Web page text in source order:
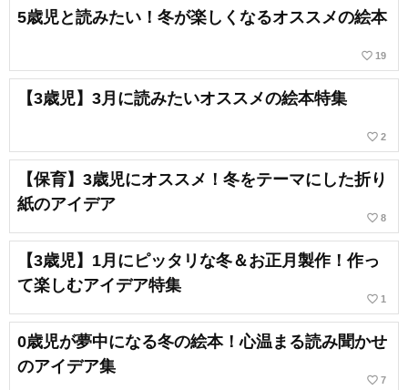
5歳児と読みたい！冬が楽しくなるオススメの絵本
favorite_border 19
【3歳児】3月に読みたいオススメの絵本特集
favorite_border 2
【保育】3歳児にオススメ！冬をテーマにした折り
紙のアイデア
favorite_border 8
【3歳児】1月にピッタリな冬＆お正月製作！作っ
て楽しむアイデア特集
favorite_border 1
0歳児が夢中になる冬の絵本！心温まる読み聞かせ
のアイデア集
favorite_border 7